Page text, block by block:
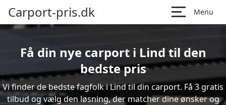
Carport-pris.dk Menu
Få din nye carport i Lind til den
bedste pris
Vi finder de bedste fagfolk i Lind til din carport. Få 3 gratis
tilbud og vælg den løsning, der matcher dine ønsker og